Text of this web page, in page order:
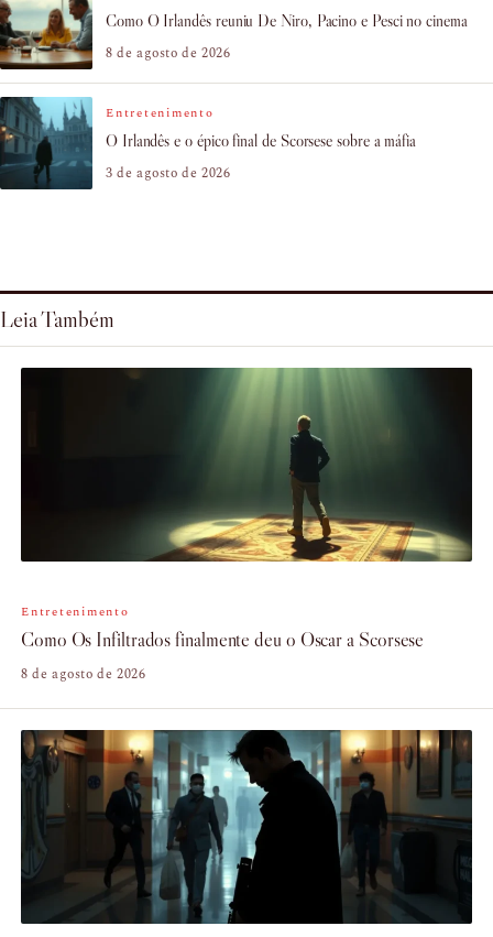
Como O Irlandês reuniu De Niro, Pacino e Pesci no cinema
8 de agosto de 2026
Entretenimento
O Irlandês e o épico final de Scorsese sobre a máfia
3 de agosto de 2026
Leia Também
Entretenimento
Como Os Infiltrados finalmente deu o Oscar a Scorsese
8 de agosto de 2026